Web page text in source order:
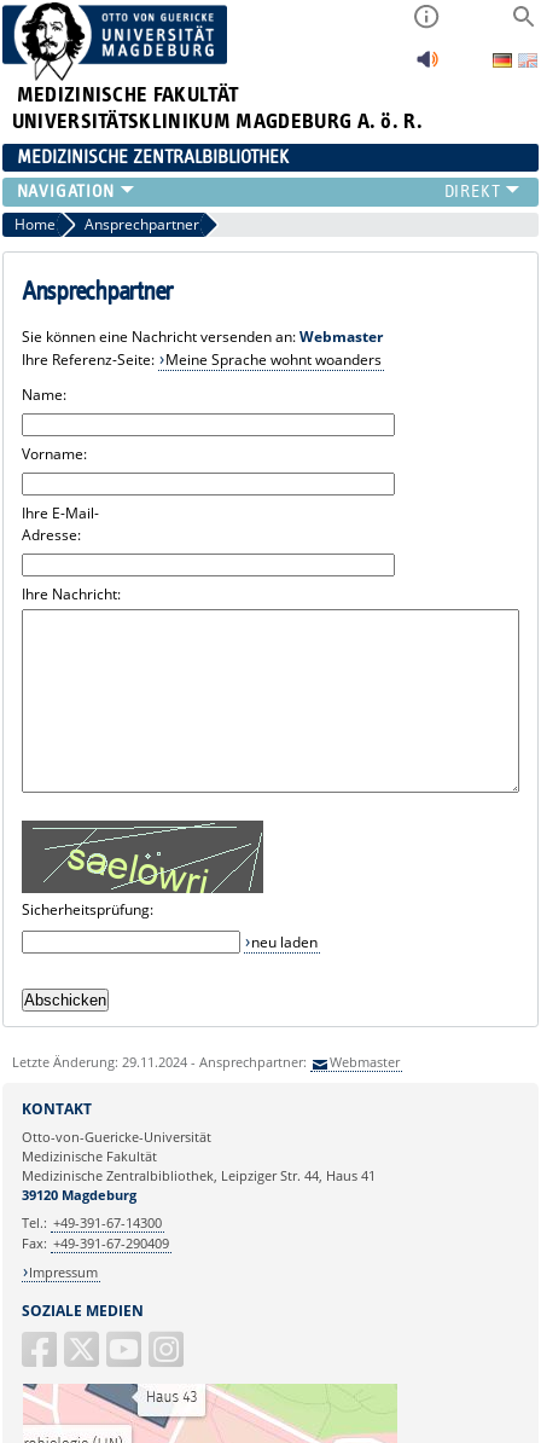
MEDIZINISCHE FAKULTÄT
UNIVERSITÄTSKLINIKUM MAGDEBURG A. ö. R.
MEDIZINISCHE ZENTRALBIBLIOTHEK
LITERATURSUCHE
SERVICE
INFORMATIONSKOMPETENZ
PUBLIZIEREN
SUCHE A-Z
Home Ansprechpartner
Ansprechpartner
Sie können eine Nachricht versenden an:Webmaster
Ihre Referenz-Seite: Meine Sprache wohnt woanders
Name:
Vorname:
Ihre E-Mail-
Adresse:
Ihre Nachricht:
Sicherheitsprüfung:
neu laden
Letzte Änderung: 29.11.2024 - Ansprechpartner: Webmaster
SOZIALE MEDIEN
KONTAKT
Otto-von-Guericke-Universität
Medizinische Fakultät
Medizinische Zentralbibliothek, Leipziger Str. 44, Haus 41
39120 Magdeburg
Tel.: +49-391-67-14300
Fax: +49-391-67-290409
Impressum